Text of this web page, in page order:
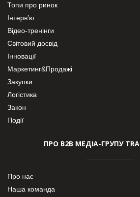
Топи про ринок
Інтерв’ю
Відео-тренінги
Світовий досвід
Інновації
Маркетинг&Продажі
Закупки
Логістика
Закон
Події
ПРО В2В МЕДІА-ГРУПУ
Про нас
Наша команда